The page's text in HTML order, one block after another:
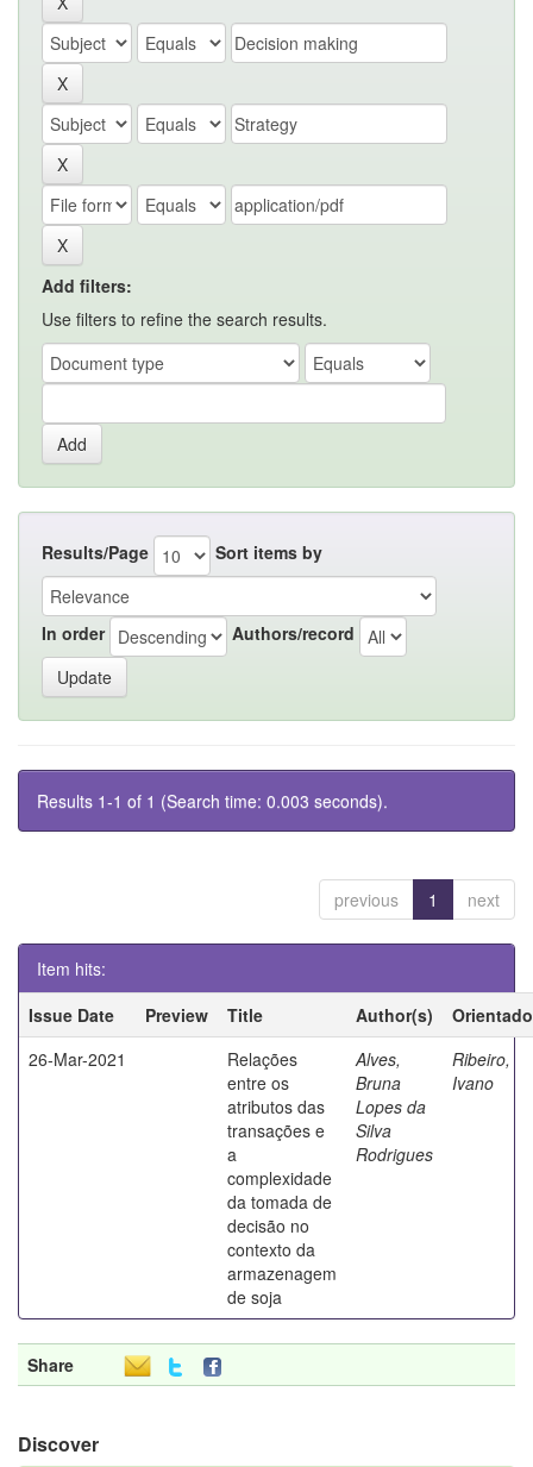
Add filters:
Use filters to refine the search results.
Results/Page Sort items by
In order Authors/record
Results 1-1 of 1 (Search time: 0.003 seconds).
previous 1 next
Item hits:
Issue Date
Preview Title Author(s)
26-Mar-2021
Relações
entre os
atributos das
transações e
a
complexidade
da tomada de
decisão no
contexto da
armazenagem
de soja
Alves,
Bruna
Lopes da
Silva
Rodrigues
Ribeiro,
Ivano
Share
Discover